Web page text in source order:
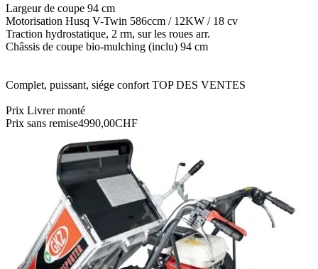
Largeur de coupe 94 cm
Motorisation Husq V-Twin 586ccm / 12KW / 18 cv
Traction hydrostatique, 2 rm, sur les roues arr.
Châssis de coupe bio-mulching (inclu) 94 cm
Complet, puissant, siége confort TOP DES VENTES
Prix Livrer monté
Prix sans remise4990,00CHF